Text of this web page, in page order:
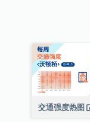
交通强度热图